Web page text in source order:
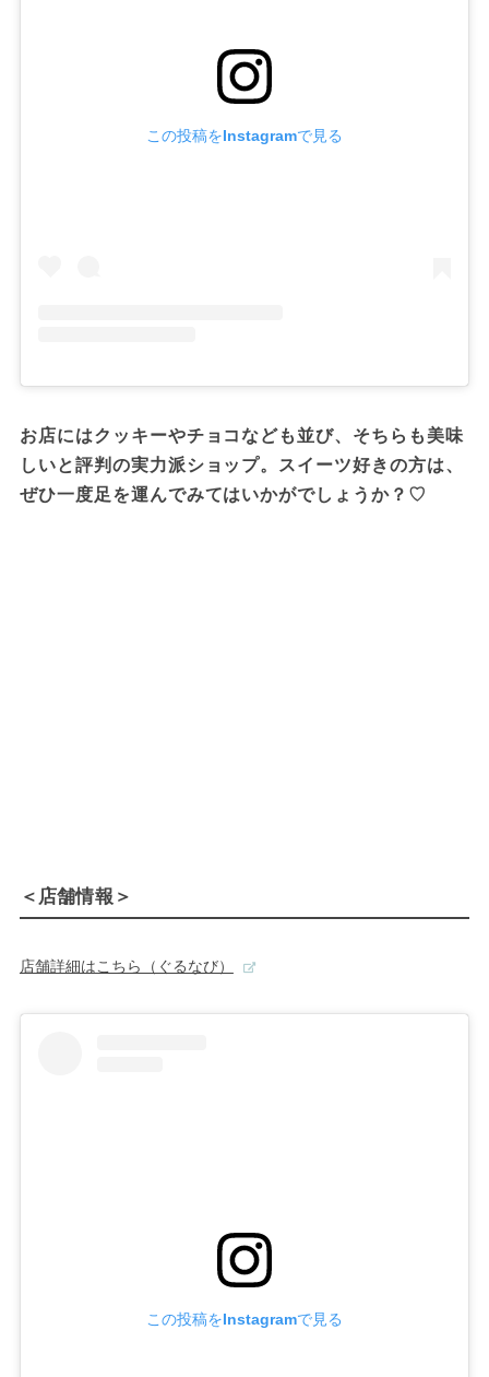
この投稿をInstagramで見る
お店にはクッキーやチョコなども並び、そちらも美味
しいと評判の実力派ショップ。スイーツ好きの方は、
ぜひ一度足を運んでみてはいかがでしょうか？♡
＜店舗情報＞
店舗詳細はこちら（ぐるなび）
この投稿をInstagramで見る